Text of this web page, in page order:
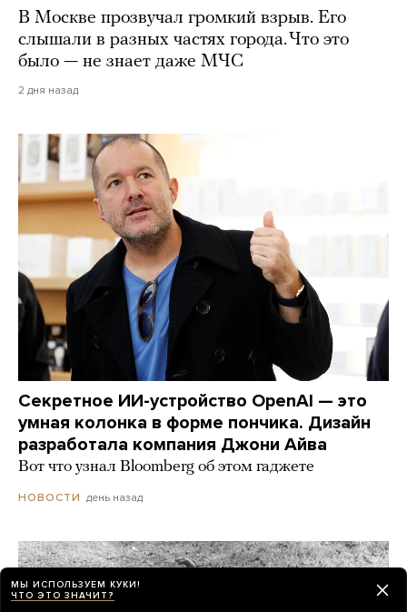
В Москве прозвучал громкий взрыв. Его
слышали в разных частях города. Что это
было — не знает даже МЧС
2 дня назад
Секретное ИИ-устройство OpenAI — это
умная колонка в форме пончика. Дизайн
разработала компания Джони Айва
Вот что узнал Bloomberg об этом гаджете
НОВОСТИ день назад
МЫ ИСПОЛЬЗУЕМ КУКИ!
ЧТО ЭТО ЗНАЧИТ?